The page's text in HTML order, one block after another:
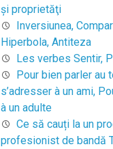
şi proprietăţi
Inversiunea,
Hiperbola, Antiteza
Les verbes Sentir,
Pour bien parler au
s’adresser à un ami,
à un adulte
Ce să cauți la un
profesionist de bandă